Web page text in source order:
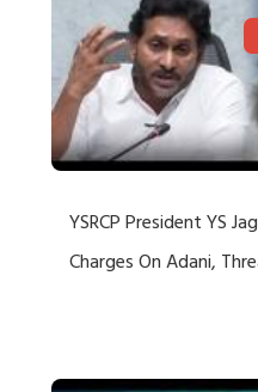
YSRCP President YS
Charges On Adani,